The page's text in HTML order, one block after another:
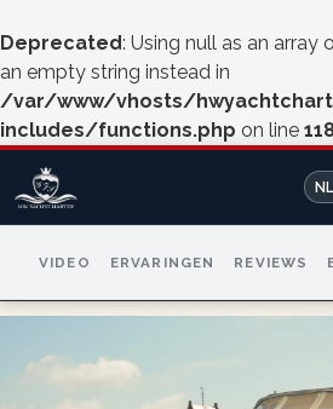
Deprecated: Using null as an array
an empty string instead in
/var/www/vhosts/
includes/functions.php on line
NL
VIDEO ERVARINGEN REVIEWS